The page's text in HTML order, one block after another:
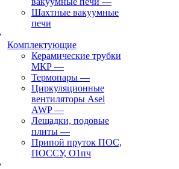
Шахтные вакуумные
печи
Комплектующие
Керамические трубки
МКР —
Термопары —
Циркуляционные
вентиляторы Asel
AWP—
Лещадки, подовые
плиты —
Припой пруток ПОС,
ПОССУ, О1пч